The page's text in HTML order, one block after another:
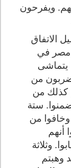
ويفرحون
الاتفاق
مصر في
يتماشى
من
كذلك من
ستة
من
وثلاثة
وهبتم